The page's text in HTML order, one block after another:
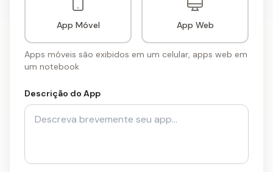
App Móvel App Web
Apps móveis são exibidos em um celular, apps web em
um notebook
Descrição do App